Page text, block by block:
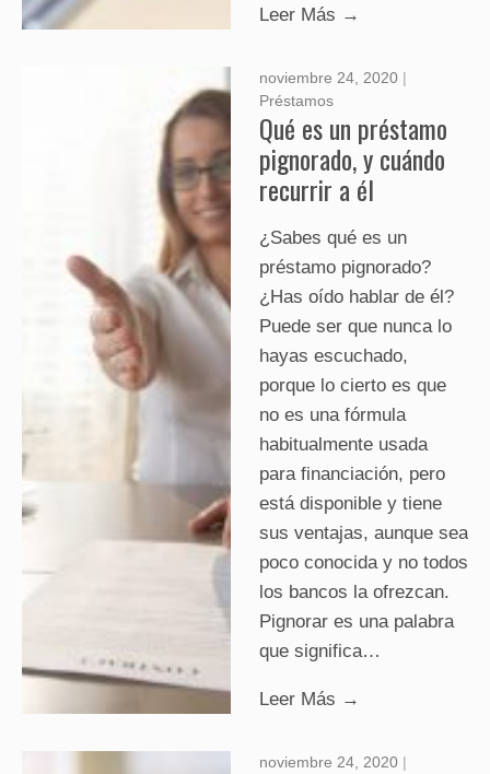
Leer Más →
Qué es un préstamo
pignorado, y cuándo
recurrir a él
noviembre 24, 2020
Préstamos
¿Sabes qué es un
préstamo pignorado?
¿Has oído hablar de él?
Puede ser que nunca lo
hayas escuchado,
porque lo cierto es que
no es una fórmula
habitualmente usada
para financiación, pero
está disponible y tiene
sus ventajas, aunque sea
poco conocida y no todos
los bancos la ofrezcan.
Pignorar es una palabra
que significa…
Leer Más →
noviembre 24, 2020